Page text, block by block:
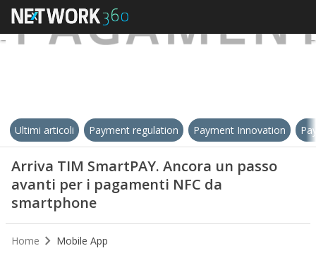
Ultimi articoli Payment regulation Payment Innovation
Arriva TIM SmartPAY. Ancora un passo
avanti per i pagamenti NFC da
smartphone
Home Mobile App